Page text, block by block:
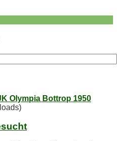
Olympia Bottrop 1950